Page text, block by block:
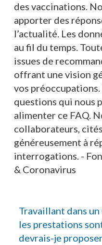
LA SEP AU QUOTIDIEN
À VOS CÔTÉS
MULTIMÉDIA
LA LIGUE
CONTACTS
des vaccinations.
apporter des
l’actualité. Les
au fil du temps.
issues de
offrant une vision
vos préoccupations.
questions qui nous
alimenter ce FAQ.
collaborateurs,
généreusement à
interrogations. -
& Coronavirus
Travaillant dans un
les prestations
devrais-je